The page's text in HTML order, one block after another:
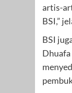
artis-
BSI,”
BSI